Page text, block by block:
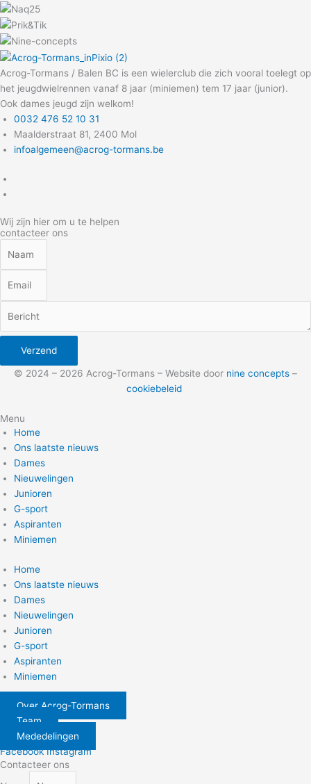
Acrog-Tormans / Balen BC is een wielerclub die zich vooral toelegt op
het jeugdwielrennen vanaf 8 jaar (miniemen) tem 17 jaar (junior).
Ook dames jeugd zijn welkom!
0032 476 52 10 31
Maalderstraat 81, 2400 Mol
infoalgemeen@acrog-tormans.be
Wij zijn hier om u te helpen
contacteer ons
Verzend
© 2024 – 2026 Acrog-Tormans – Website door nine concepts –
cookiebeleid
Menu
Home
Ons laatste nieuws
Dames
Nieuwelingen
Junioren
G-sport
Aspiranten
Miniemen
Home
Ons laatste nieuws
Dames
Nieuwelingen
Junioren
G-sport
Aspiranten
Miniemen
Over Acrog-Tormans
Team
Mededelingen
Facebook Instagram
Contacteer ons